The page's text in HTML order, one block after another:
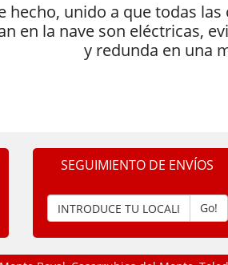
hecho, unido a que todas
en la nave son eléctricas,
y redunda en una
SEGUIMIENTO DE ENVÍOS
Go!